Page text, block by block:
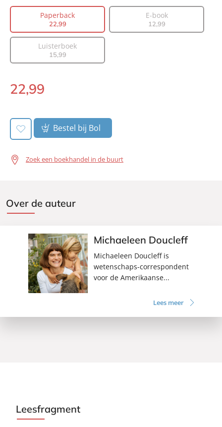
Aantal pagina's:
400
Verschijningsdatum:
23-06-2026
Paperback
22,99
E-book
12,99
Luisterboek
15,99
Paperback:
22,99
Bestel bij Bol
Zoek een boekhandel in de buurt
Over de auteur
Michaeleen Doucleff
Michaeleen Doucleff is
wetenschaps-correspondent
voor de Amerikaanse...
Lees meer
Leesfragment